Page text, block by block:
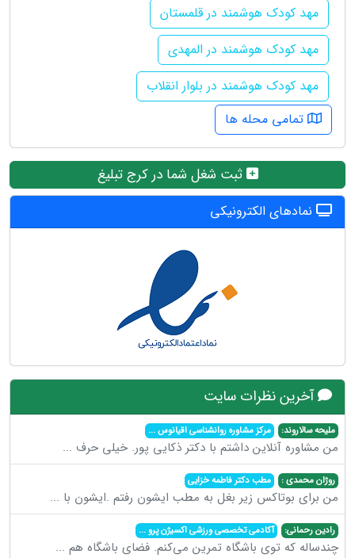
مهد کودک هوشمند در قلمستان
مهد کودک هوشمند در المهدی
مهد کودک هوشمند در بلوار انقلاب
تمامی محله ها
ثبت شغل شما در کرج تبلیغ
نمادهای الکترونیکی
آخرین نظرات سایت
ملیحه سالاروند: مرکز مشاوره روانشناسی اقیانوس...
من مشاوره آنلاین داشتم با دکتر ذکایی پور. خیلی حرف ...
روژان محمدی : مطب دکتر فاطمه خزایی
من برای بوتاکس زیر بغل به مطب ایشون رفتم .ایشون با ...
رادین رحمانی: آکادمی تخصصی ورزشی اکسیژن پرو...
چندساله که توی باشگاه تمرین می‌کنم. فضای باشگاه هم ...